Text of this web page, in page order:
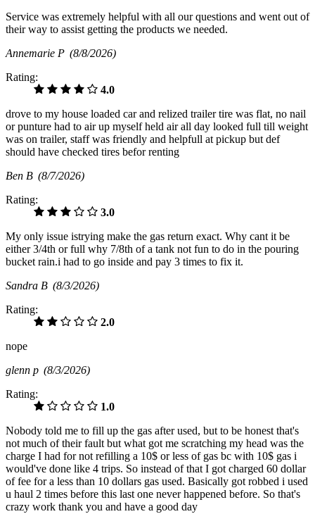
Service was extremely helpful with all our questions and went out of
their way to assist getting the products we needed.
Annemarie P (8/8/2026)
Rating:
4.0
drove to my house loaded car and relized trailer tire was flat, no nail
or punture had to air up myself held air all day looked full till weight
was on trailer, staff was friendly and helpfull at pickup but def
should have checked tires befor renting
Ben B (8/7/2026)
Rating:
3.0
My only issue istrying make the gas return exact. Why cant it be
either 3/4th or full why 7/8th of a tank not fun to do in the pouring
bucket rain.i had to go inside and pay 3 times to fix it.
Sandra B (8/3/2026)
Rating:
2.0
nope
glenn p (8/3/2026)
Rating:
1.0
Nobody told me to fill up the gas after used, but to be honest that's
not much of their fault but what got me scratching my head was the
charge I had for not refilling a 10$ or less of gas bc with 10$ gas i
would've done like 4 trips. So instead of that I got charged 60 dollar
of fee for a less than 10 dollars gas used. Basically got robbed i used
u haul 2 times before this last one never happened before. So that's
crazy work thank you and have a good day